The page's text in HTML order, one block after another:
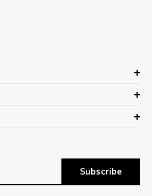
Subscribe